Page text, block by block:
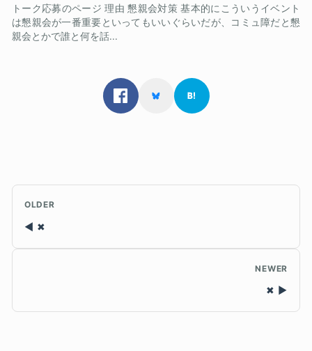
トーク応募のページ 理由 懇親会対策 基本的にこういうイベント
は懇親会が一番重要といってもいいぐらいだが、コミュ障だと懇
親会とかで誰と何を話...
OLDER
✖
NEWER
✖